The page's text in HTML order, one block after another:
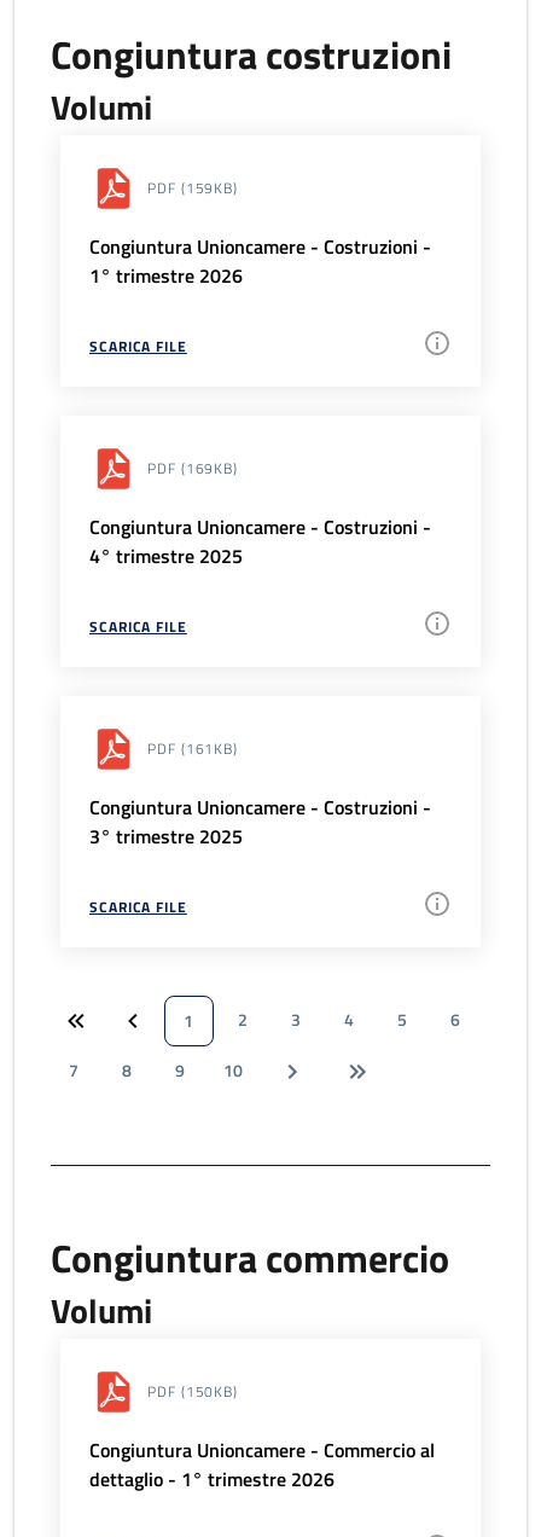
Congiuntura costruzioni
Volumi
PDF (159KB)
Congiuntura Unioncamere - Costruzioni -
1° trimestre 2026
SCARICA FILE
PDF (169KB)
Congiuntura Unioncamere - Costruzioni -
4° trimestre 2025
SCARICA FILE
PDF (161KB)
Congiuntura Unioncamere - Costruzioni -
3° trimestre 2025
SCARICA FILE
1 2 3 4 5
6
7
8 9 10
Congiuntura commercio
Volumi
PDF (150KB)
Congiuntura Unioncamere - Commercio al
dettaglio - 1° trimestre 2026